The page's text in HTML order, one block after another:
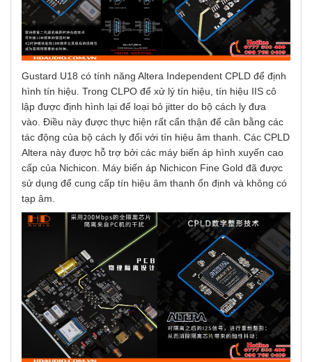
Gustard U18 có tính năng Altera Independent CPLD để định
hình tín hiệu. Trong CLPO để xử lý tín hiệu, tín hiệu IIS cô
lập được định hình lại để loại bỏ jitter do bộ cách ly đưa
vào. Điều này được thực hiện rất cẩn thận để cân bằng các
tác động của bộ cách ly đối với tín hiệu âm thanh. Các CPLD
Altera này được hỗ trợ bởi các máy biến áp hình xuyến cao
cấp của Nichicon. Máy biến áp Nichicon Fine Gold đã được
sử dụng để cung cấp tín hiệu âm thanh ổn định và không có
tạp âm.